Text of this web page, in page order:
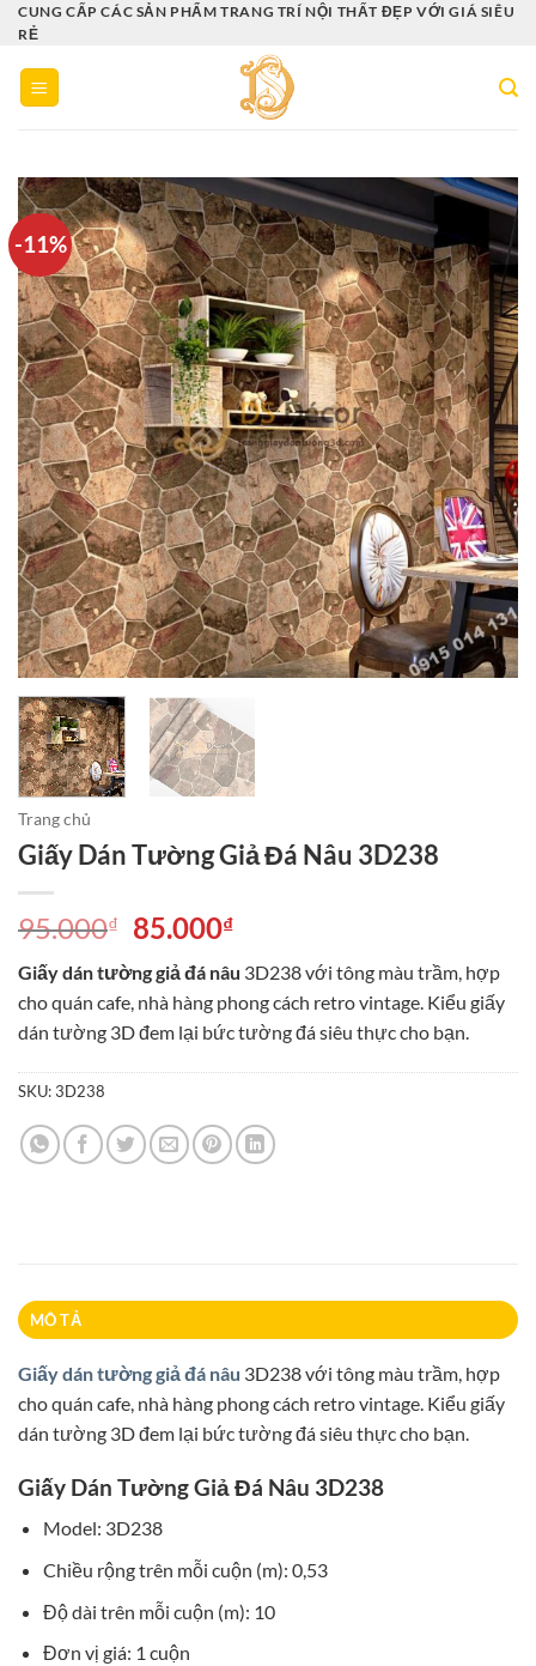
Bỏ
qua
nội
dung
CUNG CẤP CÁC SẢN PHẨM TRANG TRÍ NỘI THẤT ĐẸP VỚI GIÁ SIÊU
RẺ
-11%
Trang chủ
Giấy Dán Tường Giả Đá Nâu 3D238
95.000₫
Giá
gốc
là:
95.000₫.
85.000₫Giá
tại
là:
85.000₫.
Giấy dán tường giả đá nâu 3D238 với tông màu trầm, hợp
cho quán cafe, nhà hàng phong cách retro vintage. Kiểu giấy
dán tường 3D đem lại bức tường đá siêu thực cho bạn.
SKU:3D238
MÔ TẢ
Giấy dán tường giả đá nâu 3D238 với tông màu trầm, hợp
cho quán cafe, nhà hàng phong cách retro vintage. Kiểu giấy
dán tường 3D đem lại bức tường đá siêu thực cho bạn.
Giấy Dán Tường Giả Đá Nâu 3D238
Model: 3D238
Chiều rộng trên mỗi cuộn (m): 0,53
Độ dài trên mỗi cuộn (m): 10
Đơn vị giá: 1 cuộn